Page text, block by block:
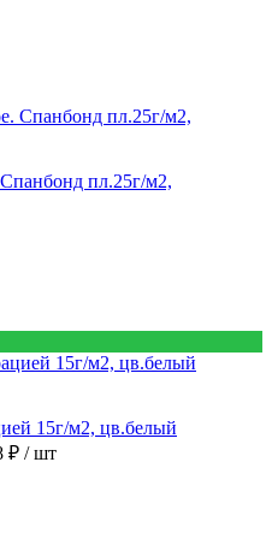
пл.25г/м2,
15г/м2, цв.белый
₽ / шт